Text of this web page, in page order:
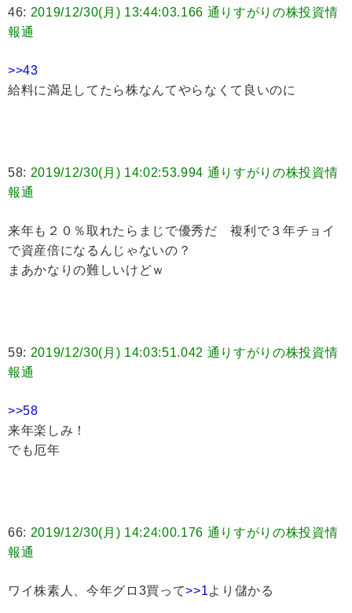
46: 2019/12/30(月) 13:44:03.166 通りすがりの株投資情
報通
>>43
給料に満足してたら株なんてやらなくて良いのに
58: 2019/12/30(月) 14:02:53.994 通りすがりの株投資情
報通
来年も２０％取れたらまじで優秀だ 複利で３年チョイ
で資産倍になるんじゃないの？
まあかなりの難しいけどｗ
59: 2019/12/30(月) 14:03:51.042 通りすがりの株投資情
報通
>>58
来年楽しみ！
でも厄年
66: 2019/12/30(月) 14:24:00.176 通りすがりの株投資情
報通
ワイ株素人、今年グロ3買って>>1より儲かる